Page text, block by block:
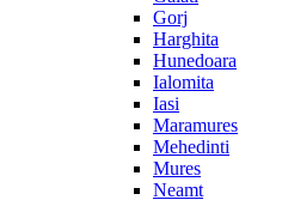
Gorj
Harghita
Hunedoara
Ialomita
Iasi
Maramures
Mehedinti
Mures
Neamt